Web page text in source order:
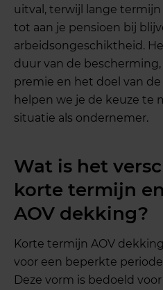
uitval, terwijl lange
tot aan je pensioen bij
arbeidsongeschiktheid.
duur van de
premie en het doel van
helpen we je de keuze te
situatie als ondernemer.
Wat is het
korte termijn
AOV dekking?
Korte termijn AOV
voor een beperkte
Deze vorm is bedoeld